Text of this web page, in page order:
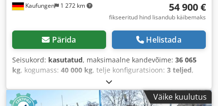
Kaufungen 1 272 km 54 900 €
fikseeritud hind lisandub käibemaks
Pärida Helistada
Seisukord: kasutatud, maksimaalne kandevõime: 36 065
kg, kogumass: 40 000 kg, telje konfiguratsioon: 3 teljed,
01/2023
(TÜV):08/2028, laadimisruumi maht:26 m³, Ehitusaasta:
2022, Väike kuulutus